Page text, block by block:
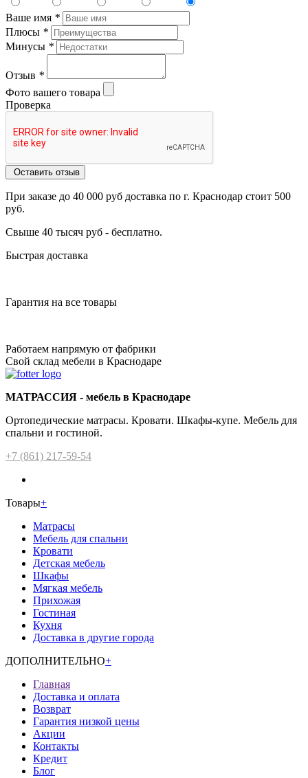
Ваше имя *
Плюсы *
Минусы *
Отзыв *
Фото вашего товара
Проверка
Оставить отзыв
При заказе до 40 000 руб доставка по г. Краснодар стоит 500
руб.
Свыше 40 тысяч руб - бесплатно.
Быстрая доставка
Гарантия на все товары
Работаем напрямую от фабрики
Свой склад мебели в Краснодаре
МАТРАССИЯ - мебель в Краснодаре
Ортопедические матрасы. Кровати. Шкафы-купе. Мебель для
спальни и гостиной.
+7 (861) 217-59-54
Товары+
Матрасы
Мебель для спальни
Кровати
Детская мебель
Шкафы
Мягкая мебель
Прихожая
Гостиная
Кухня
Доставка в другие города
ДОПОЛНИТЕЛЬНО+
Главная
Доставка и оплата
Возврат
Гарантия низкой цены
Акции
Контакты
Кредит
Блог